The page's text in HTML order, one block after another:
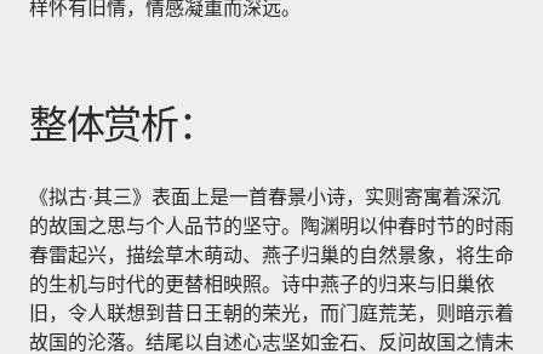
样怀有旧情，情感凝重而深远。
整体赏析：
《拟古·其三》表面上是一首春景小诗，实则寄寓着深沉
的故国之思与个人品节的坚守。陶渊明以仲春时节的时雨
春雷起兴，描绘草木萌动、燕子归巢的自然景象，将生命
的生机与时代的更替相映照。诗中燕子的归来与旧巢依
旧，令人联想到昔日王朝的荣光，而门庭荒芜，则暗示着
故国的沦落。结尾以自述心志坚如金石、反问故国之情未